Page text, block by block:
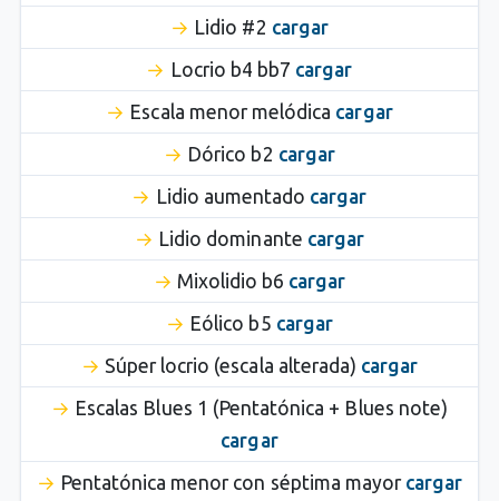
Lidio #2 cargar
Locrio b4 bb7 cargar
Escala menor melódica cargar
Dórico b2 cargar
Lidio aumentado cargar
Lidio dominante cargar
Mixolidio b6 cargar
Eólico b5 cargar
Súper locrio (escala alterada) cargar
Escalas Blues 1 (Pentatónica + Blues note)
cargar
Pentatónica menor con séptima mayor cargar